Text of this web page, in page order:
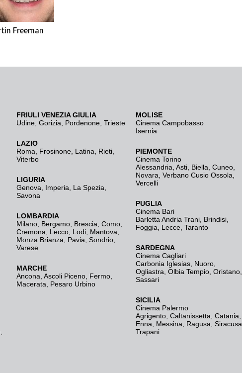
Freeman
FRIULI VENEZIA GIULIA
Udine Gorizia Pordenone Trieste
LAZIO
Roma
Frosinone Latina Rieti
Viterbo
LIGURIA
Genova
Imperia La Spezia
Savona
LOMBARDIA
Milano Bergamo Brescia, Como
Cremona
Lecco Lodi Mantova
Monza Brianza
Pavia Sondrio
Varese
MARCHE
Ancona Ascoli Piceno Fermo
Macerata
Pesaro Urbino
MOLISE
Cinema Campobasso
Isernia
PIEMONTE
Cinema Torino
Alessandria Asti Biella Cuneo
Novara Verbano Cusio Ossola
Vercelli
PUGLIA
Cinema Bari
Barletta Andria Trani Brindisi
Foggia
Lecce Taranto
SARDEGNA
Cinema Cagliari
Carbonia Iglesias Nuoro
Ogliastra Olbia Tempio Oristano
Sassari
SICILIA
Cinema Palermo
Agrigento Caltanissetta Catania
Enna
Messina Ragusa Siracusa
Trapani